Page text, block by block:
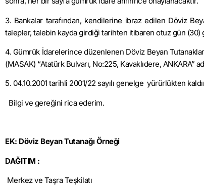
3. Bankalar tarafından, kendilerine ibraz edilen Döviz
talepler, talebin kayda girdiği tarihten itibaren otuz gün (30)
4. Gümrük İdarelerince düzenlenen Döviz Beyan
(MASAK) “Atatürk Bulvarı, No:225, Kavaklıdere, ANKARA”
5. 04.10.2001 tarihli 2001/22 sayılı genelge yürürlükten
Bilgi ve gereğini rica ederim.
EK: Döviz Beyan Tutanağı Örneği
DAĞITIM :
Merkez ve Taşra Teşkilatı